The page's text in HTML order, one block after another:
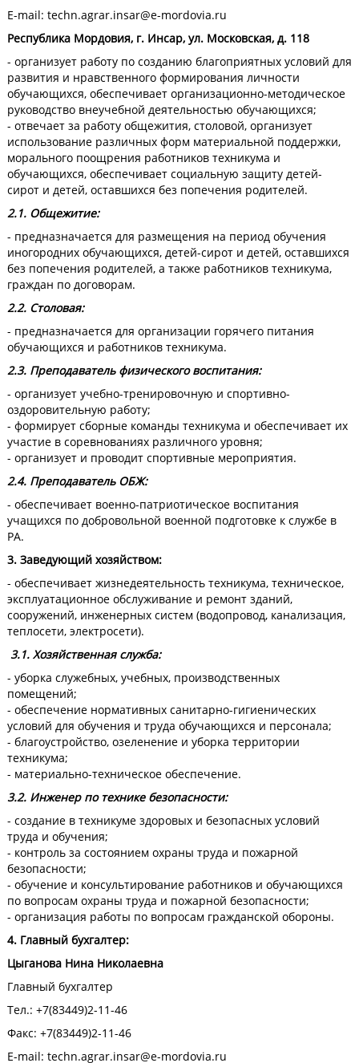
E-mail: techn.agrar.insar@e-mordovia.ru
Республика Мордовия, г. Инсар, ул. Московская, д. 118
- организует работу по созданию благоприятных условий для
развития и нравственного формирования личности
обучающихся, обеспечивает организационно-методическое
руководство внеучебной деятельностью обучающихся;
- отвечает за работу общежития, столовой, организует
использование различных форм материальной поддержки,
морального поощрения работников техникума и
обучающихся, обеспечивает социальную защиту детей-
сирот и детей, оставшихся без попечения родителей.
2.1. Общежитие:
- предназначается для размещения на период обучения
иногородних обучающихся, детей-сирот и детей, оставшихся
без попечения родителей, а также работников техникума,
граждан по договорам.
2.2. Столовая:
- предназначается для организации горячего питания
обучающихся и работников техникума.
2.3. Преподаватель физического воспитания:
- организует учебно-тренировочную и спортивно-
оздоровительную работу;
- формирует сборные команды техникума и обеспечивает их
участие в соревнованиях различного уровня;
- организует и проводит спортивные мероприятия.
2.4. Преподаватель ОБЖ:
- обеспечивает военно-патриотическое воспитания
учащихся по добровольной военной подготовке к службе в
РА.
3. Заведующий хозяйством:
- обеспечивает жизнедеятельность техникума, техническое,
эксплуатационное обслуживание и ремонт зданий,
сооружений, инженерных систем (водопровод, канализация,
теплосети, электросети).
3.1. Хозяйственная служба:
- уборка служебных, учебных, производственных
помещений;
- обеспечение нормативных санитарно-гигиенических
условий для обучения и труда обучающихся и персонала;
- благоустройство, озеленение и уборка территории
техникума;
- материально-техническое обеспечение.
3.2. Инженер по технике безопасности:
- создание в техникуме здоровых и безопасных условий
труда и обучения;
- контроль за состоянием охраны труда и пожарной
безопасности;
- обучение и консультирование работников и обучающихся
по вопросам охраны труда и пожарной безопасности;
- организация работы по вопросам гражданской обороны.
4. Главный бухгалтер:
Цыганова Нина Николаевна
Главный бухгалтер
Тел.: +7(83449)2-11-46
Факс: +7(83449)2-11-46
E-mail: techn.agrar.insar@e-mordovia.ru